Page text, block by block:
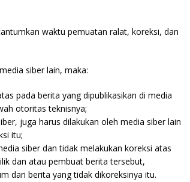
waktu pemuatan ralat, koreksi, dan
siber lain, maka:
pada berita yang dipublikasikan di media
otoritas teknisnya;
juga harus dilakukan oleh media siber lain
itu;
siber dan tidak melakukan koreksi atas
dan atau pembuat berita tersebut,
dari berita yang tidak dikoreksinya itu.